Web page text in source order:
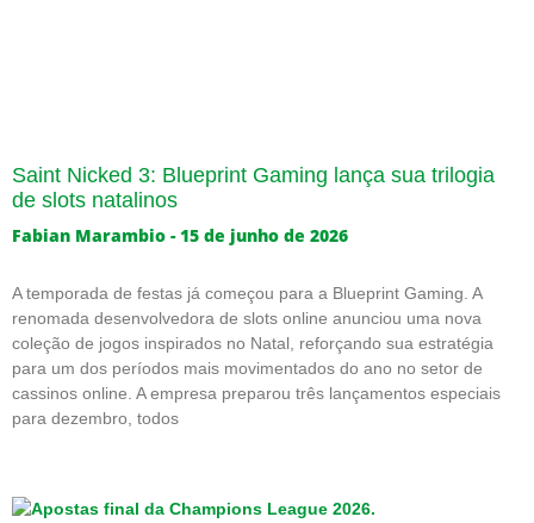
Saint Nicked 3: Blueprint Gaming lança sua trilogia
de slots natalinos
Fabian Marambio 15 de junho de 2026
A temporada de festas já começou para a Blueprint Gaming. A
renomada desenvolvedora de slots online anunciou uma nova
coleção de jogos inspirados no Natal, reforçando sua estratégia
para um dos períodos mais movimentados do ano no setor de
cassinos online. A empresa preparou três lançamentos especiais
para dezembro, todos